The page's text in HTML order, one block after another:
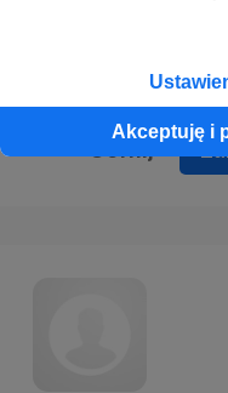
Akceptuję i